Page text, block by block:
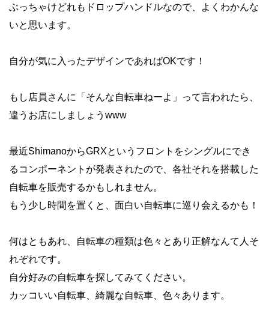
ぶっちゃけどれもドロップハンドルなので、よくわかんな
いと思います。
自分が気に入ったデザインであればOKです！
もし店員さんに「そんな自転車ねーよ」って言われたら、
違うお店にしましょうwww
最近ShimanoからGRXというフロントをシングルにでき
るコンポーネントが発表されたので、各社それを搭載した
自転車を販売するかもしれません。
もう少し時間を置くと、面白い自転車に巡り会えるかも！
何はともあれ、自転車の種類は色々とあり正解なんて人そ
れぞれです。
自分好みの自転車を探してみてください。
カッコいい自転車、綺麗な自転車、色々あります。